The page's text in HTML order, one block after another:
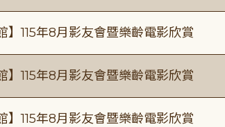
】115年8月影友會暨樂齡電影欣賞
】115年8月影友會暨樂齡電影欣賞
】115年8月影友會暨樂齡電影欣賞